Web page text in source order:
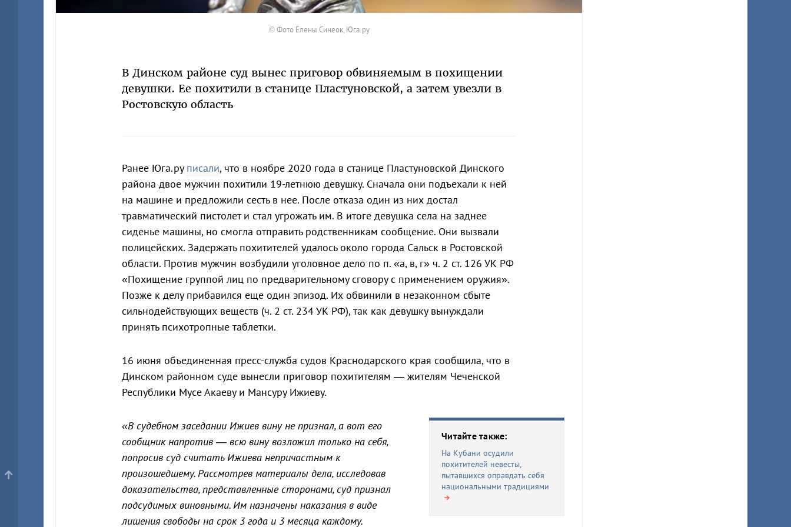
© Фото Елены Синеок, Юга.ру
В Динском районе суд вынес приговор обвиняемым в похищении
девушки. Ее похитили в станице Пластуновской, а затем увезли в
Ростовскую область
Ранее Юга.ру писали, что в ноябре 2020 года в станице Пластуновской Динского
района двое мужчин похитили 19-летнюю девушку. Сначала они подъехали к ней
на машине и предложили сесть в нее. После отказа один из них достал
травматический пистолет и стал угрожать им. В итоге девушка села на заднее
сиденье машины, но смогла отправить родственникам сообщение. Они вызвали
полицейских. Задержать похитителей удалось около города Сальск в Ростовской
области. Против мужчин возбудили уголовное дело по п. «а, в, г» ч. 2 ст. 126 УК РФ
«Похищение группой лиц по предварительному сговору с применением оружия».
Позже к делу прибавился еще один эпизод. Их обвинили в незаконном сбыте
сильнодействующих веществ (ч. 2 ст. 234 УК РФ), так как девушку вынуждали
принять психотропные таблетки.
16 июня объединенная пресс-служба судов Краснодарского края сообщила, что в
Динском районном суде вынесли приговор похитителям — жителям Чеченской
Республики Мусе Акаеву и Мансуру Ижиеву.
Читайте также:
На Кубани осудили
похитителей невесты,
пытавшихся оправдать себя
национальными традициями
«В судебном заседании Ижиев вину не признал, а вот его
сообщник напротив — всю вину возложил только на себя,
попросив суд считать Ижиева непричастным к
произошедшему. Рассмотрев материалы дела, исследовав
доказательства, представленные сторонами, суд признал
подсудимых виновными. Им назначены наказания в виде
лишения свободы на срок 3 года и 3 месяца каждому.